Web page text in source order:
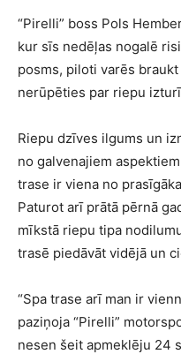
“Pirelli” boss Pols
kur sīs nedēļas nogalē
posms, piloti varēs
nerūpēties par riepu
Riepu dzīves ilgums un
no galvenajiem
trase ir viena no
Paturot arī prātā pērnā
mīkstā riepu tipa
trasē piedāvāt vidējā un
“Spa trase arī man ir
paziņoja “Pirelli”
nesen šeit apmeklēju 24